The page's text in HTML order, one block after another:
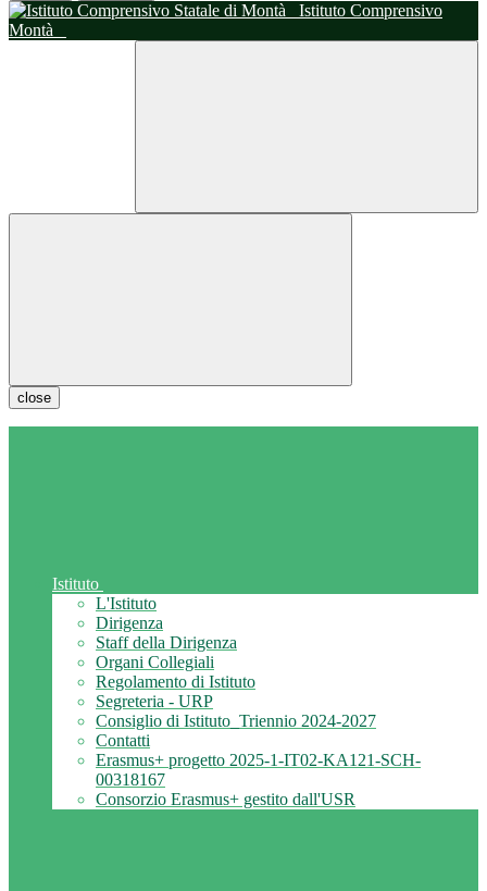
Istituto Comprensivo
Montà
close
Istituto
L'Istituto
Dirigenza
Staff della Dirigenza
Organi Collegiali
Regolamento di Istituto
Segreteria - URP
Consiglio di Istituto_Triennio 2024-2027
Contatti
Erasmus+ progetto 2025-1-IT02-KA121-SCH-
00318167
Consorzio Erasmus+ gestito dall'USR